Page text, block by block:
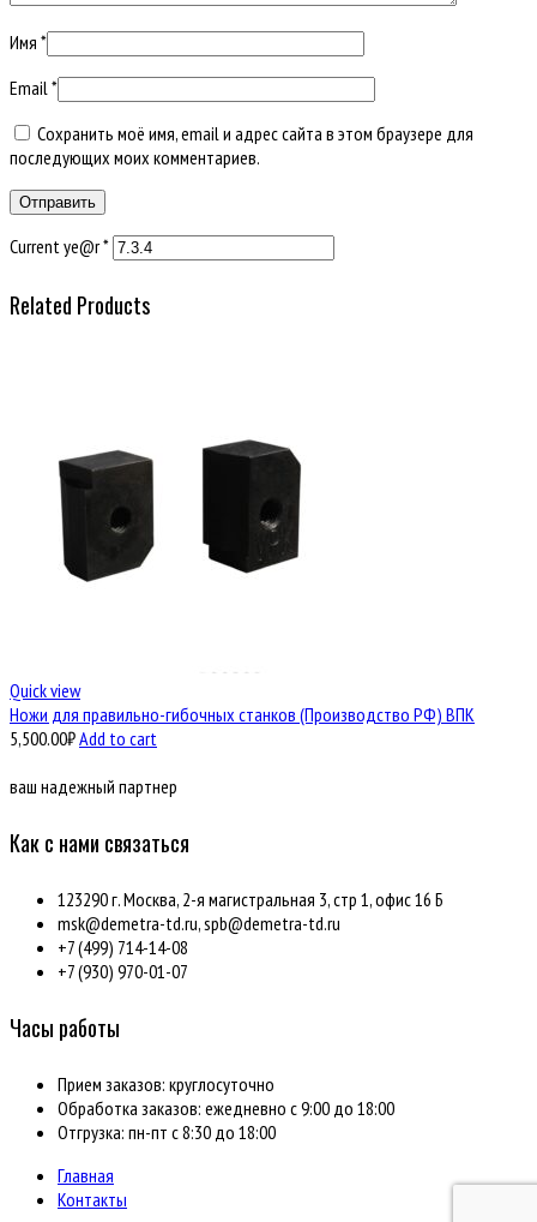
Имя *
Email*
Сохранить моё имя, email и адрес сайта в этом браузере для
последующих моих комментариев.
Current ye@r*
Related Products
Quick view
Ножи для правильно-гибочных станков (Производство РФ) ВПК
5,500.00₽Add to cart
ваш надежный партнер
Как с нами связаться
123290 г. Москва, 2-я магистральная 3, стр 1, офис 16 Б
msk@demetra-td.ru, spb@demetra-td.ru
+7 (499) 714-14-08
+7 (930) 970-01-07
Часы работы
Прием заказов: круглосуточно
Обработка заказов: ежедневно с 9:00 до 18:00
Отгрузка: пн-пт с 8:30 до 18:00
Главная
Контакты